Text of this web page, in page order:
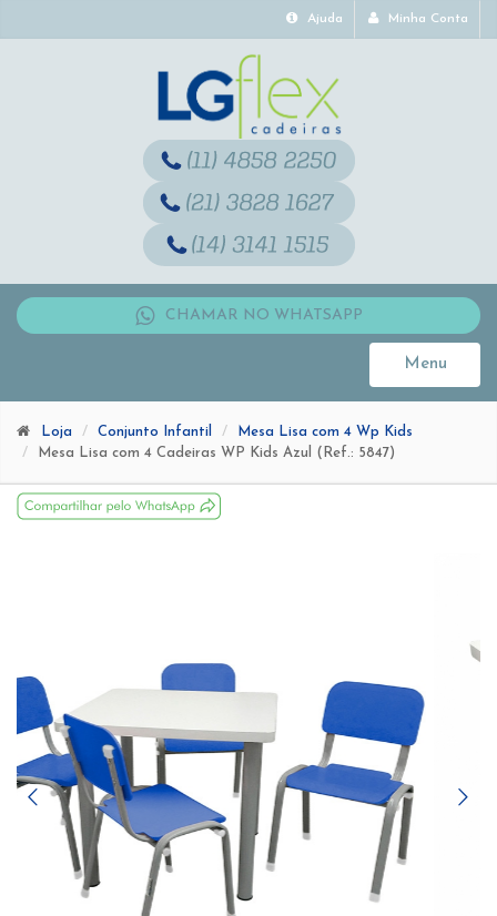
Ajuda Minha Conta
CHAMAR NO WHATSAPP
Menu
Toggle
Loja Conjunto Infantil
Mesa Lisa com 4 Wp Kids
Mesa Lisa com 4 Cadeiras WP Kids Azul (Ref.: 5847)